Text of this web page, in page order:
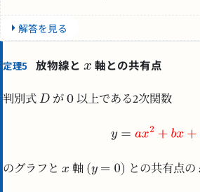
解答を見る
定理5 放物線と 軸との共有点
判別式 が 以上である2次関数
のグラフと 軸 との共有点の